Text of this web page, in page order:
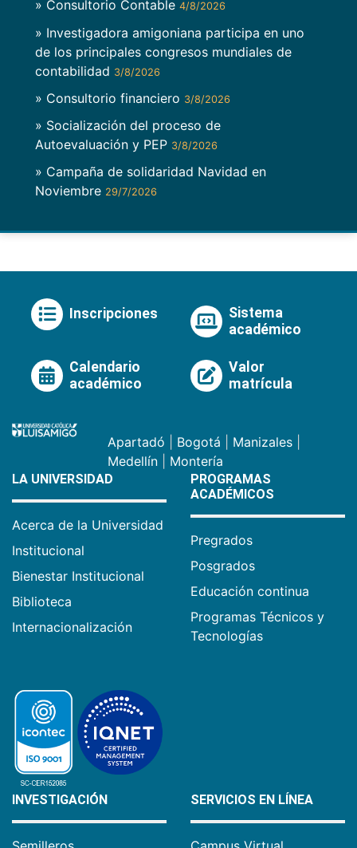
» Consultorio Contable 4/8/2026
» Investigadora amigoniana participa en uno
de los principales congresos mundiales de
contabilidad 3/8/2026
» Consultorio financiero 3/8/2026
» Socialización del proceso de
Autoevaluación y PEP 3/8/2026
» Campaña de solidaridad Navidad en
Noviembre 29/7/2026
Inscripciones
Sistema
académico
Calendario
académico
Valor
matrícula
Apartadó Bogotá Manizales
Medellín
Montería
LA UNIVERSIDAD
Acerca de la Universidad
Institucional
Bienestar Institucional
Biblioteca
Internacionalización
PROGRAMAS
ACADÉMICOS
Pregrados
Posgrados
Educación continua
Programas Técnicos y
Tecnologías
INVESTIGACIÓN SERVICIOS EN LÍNEA